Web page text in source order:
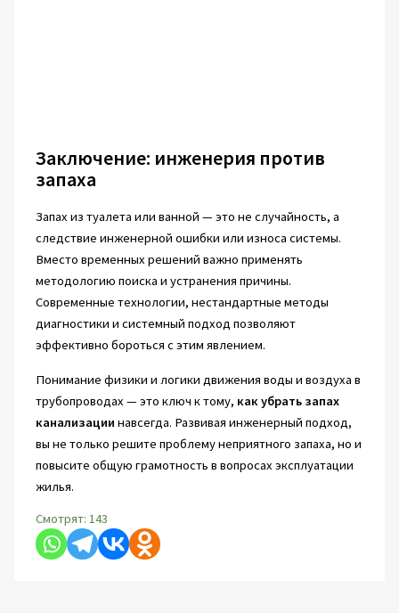
Заключение: инженерия против
запаха
Запах из туалета или ванной — это не случайность, а
следствие инженерной ошибки или износа системы.
Вместо временных решений важно применять
методологию поиска и устранения причины.
Современные технологии, нестандартные методы
диагностики и системный подход позволяют
эффективно бороться с этим явлением.
Понимание физики и логики движения воды и воздуха в
трубопроводах — это ключ к тому, как убрать запах
канализации навсегда. Развивая инженерный подход,
вы не только решите проблему неприятного запаха, но и
повысите общую грамотность в вопросах эксплуатации
жилья.
Смотрят: 143